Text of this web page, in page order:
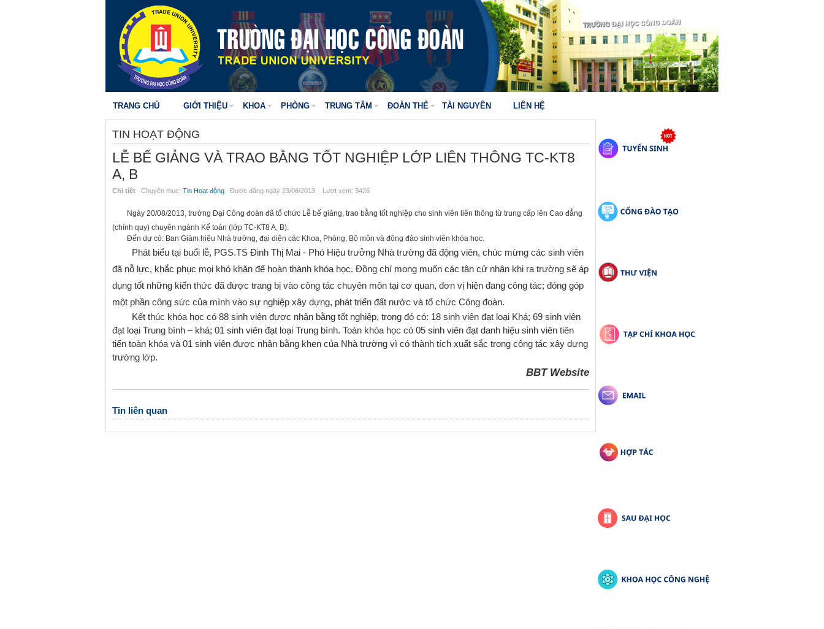
TRANG CHỦ GIỚI THIỆU KHOA PHÒNG TRUNG TÂM ĐOÀN THỂ TÀI NGUYÊN LIÊN HỆ
TIN HOẠT ĐỘNG
LỄ BẾ GIẢNG VÀ TRAO BẰNG TỐT NGHIỆP LỚP LIÊN THÔNG TC-KT8
A, B
Chi tiết Chuyên mục: Tin Hoạt động Được đăng ngày 23/08/2013 Lượt xem: 3426
Ngày 20/08/2013, trường Đại Công đoàn đã tổ chức Lễ bế giảng, trao bằng tốt nghiệp cho sinh viên liên thông từ trung cấp lên Cao đẳng
(chính quy) chuyên ngành Kế toán (lớp TC-KT8 A, B).
Đến dự có: Ban Giám hiệu Nhà trường, đại diện các Khoa, Phòng, Bộ môn và đông đảo sinh viên khóa học.
Phát biểu tại buổi lễ, PGS.TS Đinh Thị Mai - Phó Hiệu trưởng Nhà trường đã động viên, chúc mừng các sinh viên
đã nỗ lực, khắc phục mọi khó khăn để hoàn thành khóa học. Đồng chí mong muốn các tân cử nhân khi ra trường sẽ áp
dụng tốt những kiến thức đã được trang bị vào công tác chuyên môn tại cơ quan, đơn vị hiện đang công tác; đóng góp
một phần công sức của mình vào sự nghiệp xây dựng, phát triển đất nước và tổ chức Công đoàn.
Kết thúc khóa học có 88 sinh viên được nhận bằng tốt nghiệp, trong đó có: 18 sinh viên đạt loại Khá; 69 sinh viên
đạt loại Trung bình – khá; 01 sinh viên đạt loại Trung bình. Toàn khóa học có 05 sinh viên đạt danh hiệu sinh viên tiên
tiến toàn khóa và 01 sinh viên được nhận bằng khen của Nhà trường vì có thành tích xuất sắc trong công tác xây dựng
trường lớp.
BBT Website
Tin liên quan